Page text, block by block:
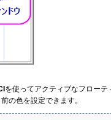
を使ってアクティブなフロー
の色を設定できます。